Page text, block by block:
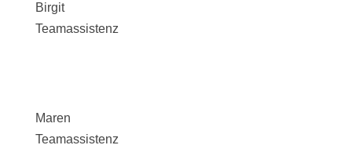
Birgit
Teamassistenz
Maren
Teamassistenz